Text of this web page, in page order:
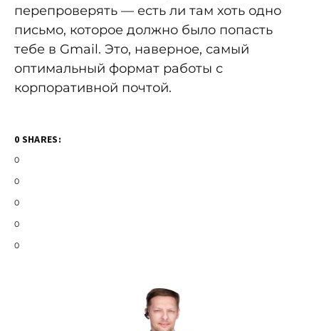
перепроверять — есть ли там хоть одно
письмо, которое должно было попасть
тебе в Gmail. Это, наверное, самый
оптимальный формат работы с
корпоративной почтой.
0 SHARES:
0
0
0
0
0